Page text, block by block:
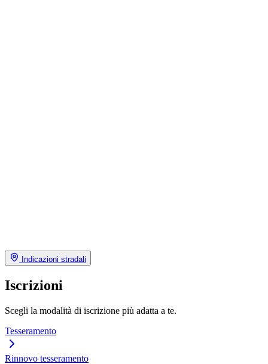
Indicazioni stradali
Iscrizioni
Scegli la modalità di iscrizione più adatta a te.
Tesseramento
Rinnovo tesseramento